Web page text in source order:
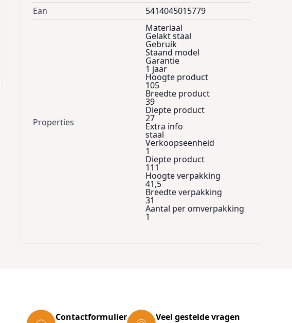
Ean
5414045015779
Properties
Materiaal
Gelakt staal
Gebruik
Staand model
Garantie
1 jaar
Hoogte product
105
Breedte product
39
Diepte product
27
Extra info
staal
Verkoopseenheid
1
Diepte product
111
Hoogte verpakking
41,5
Breedte verpakking
31
Aantal per omverpakking
1
Contactformulier
Veel gestelde vragen